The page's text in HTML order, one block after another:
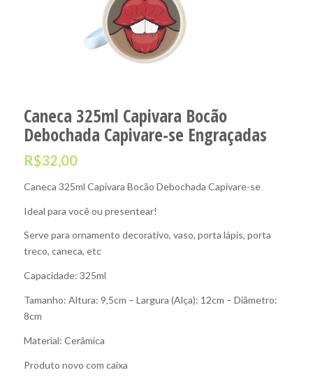
Caneca 325ml Capivara Bocão
Debochada Capivare-se Engraçadas
R$32,00
Caneca 325ml Capivara Bocão Debochada Capivare-se
Ideal para você ou presentear!
Serve para ornamento decorativo, vaso, porta lápis, porta
treco, caneca, etc
Capacidade: 325ml
Tamanho: Altura: 9,5cm – Largura (Alça): 12cm – Diâmetro:
8cm
Material: Cerâmica
Produto novo com caixa